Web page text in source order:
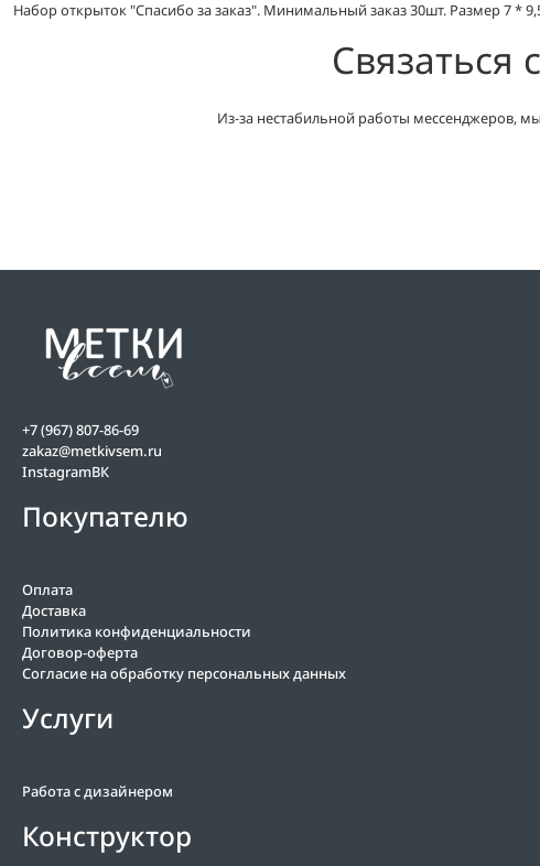
Набор открыток "Спасибо за заказ". Минимальный заказ 30шт. Размер 7 *
Связаться
Из-за нестабильной работы мессенджеров,
+7 (967) 807-86-69
zakaz@metkivsem.ru
InstagramВК
Покупателю
Оплата
Доставка
Политика конфиденциальности
Договор-оферта
Согласие на обработку персональных данных
Услуги
Работа с дизайнером
Конструктор